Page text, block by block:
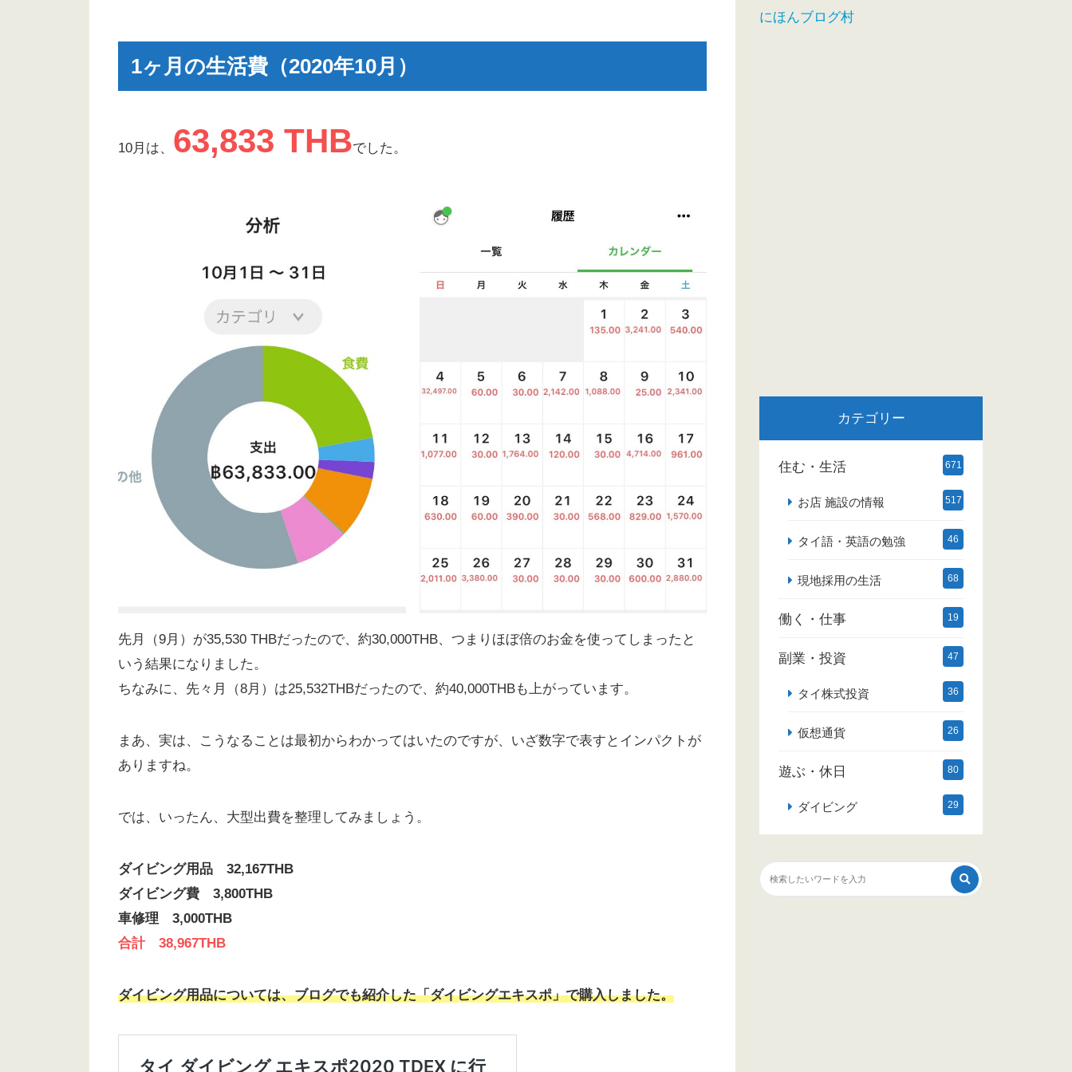
1ヶ月の生活費（2020年10月）
10月は、 63,833 THBでした。
先月（9月）が35,530 THBだったので、約30,000THB、つまりほぼ倍のお金を使ってしまったと
いう結果になりました。
ちなみに、先々月（8月）は25,532THBだったので、約40,000THBも上がっています。
まあ、実は、こうなることは最初からわかってはいたのですが、いざ数字で表すとインパクトが
ありますね。
では、いったん、大型出費を整理してみましょう。
ダイビング用品 32,167THB
ダイビング費 3,800THB
車修理 3,000THB
合計 38,967THB
ダイビング用品については、ブログでも紹介した「ダイビングエキスポ」で購入しました。
にほんブログ村
カテゴリー
住む・生活 671
お店 施設の情報 517
タイ語・英語の勉強 46
現地採用の生活 68
働く・仕事 19
副業・投資 47
タイ株式投資 36
仮想通貨 26
遊ぶ・休日 80
ダイビング 29